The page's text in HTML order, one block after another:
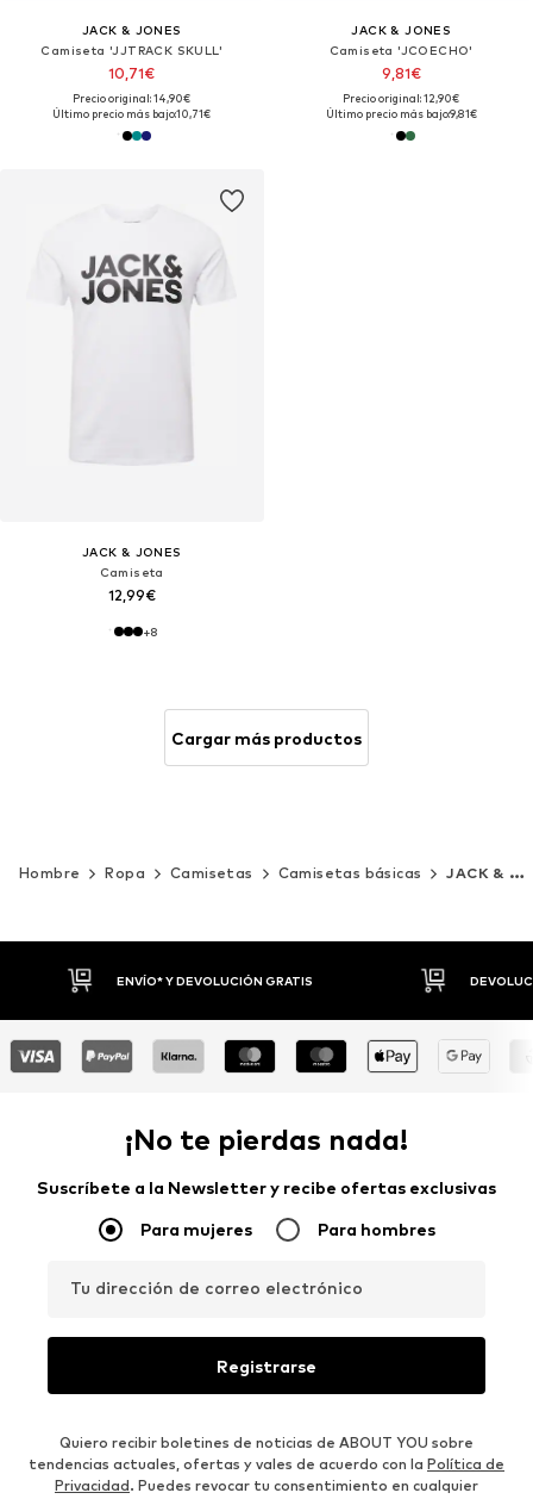
JACK & JONES
Camiseta 'JJTRACK SKULL'
10,71€
Precio original: 14,90€
Último precio más bajo:10,71€
JACK & JONES
Camiseta 'JCOECHO'
9,81€
Precio original: 12,90€
Último precio más bajo:9,81€
JACK & JONES
Camiseta
12,99€
+8
Cargar más productos
Hombre Ropa Camisetas Camisetas básicas JACK & JONES
DEVOLUCIONES HASTA 30 DÍAS
¡No te pierdas nada!
Suscríbete a la Newsletter y recibe ofertas exclusivas
Para mujeres Para hombres
Tu dirección de correo electrónico
Registrarse
Quiero recibir boletines de noticias de ABOUT YOU sobre
tendencias actuales, ofertas y vales de acuerdo con la Política de
Privacidad. Puedes revocar tu consentimiento en cualquier